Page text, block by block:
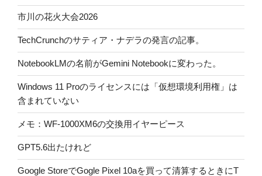
市川の花火大会2026
TechCrunchのサティア・ナデラの発言の記事。
NotebookLMの名前がGemini Notebookに変わった。
Windows 11 Proのライセンスには「仮想環境利用権」は
含まれていない
メモ：WF-1000XM6の交換用イヤーピース
GPT5.6出たけれど
Google StoreでGogle Pixel 10aを買って清算するときにT